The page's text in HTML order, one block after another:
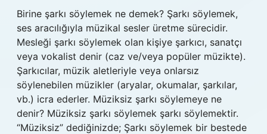
Birine şarkı söylemek ne demek? Şarkı söylemek,
ses aracılığıyla müzikal sesler üretme sürecidir.
Mesleği şarkı söylemek olan kişiye şarkıcı, sanatçı
veya vokalist denir (caz ve/veya popüler müzikte).
Şarkıcılar, müzik aletleriyle veya onlarsız
söylenebilen müzikler (aryalar, okumalar, şarkılar,
vb.) icra ederler. Müziksiz şarkı söylemeye ne
denir? Müziksiz şarkı söylemek şarkı söylemektir.
“Müziksiz” dediğinizde; Şarkı söylemek bir bestede